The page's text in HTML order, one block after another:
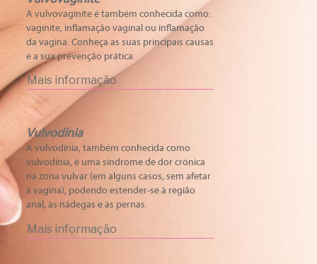
A vulvovaginite é também conhecida como:
vaginite, inflamação vaginal ou inflamação
da vagina. Conheça as suas principais causas
e a sua prevenção prática.
Mais informação
Vulvodínia
A vulvodínia, também conhecida como
vulvodínia, é uma síndrome de dor crónica
na zona vulvar (em alguns casos, sem afetar
a vagina), podendo estender-se à região
anal, às nádegas e às pernas.
Mais informação